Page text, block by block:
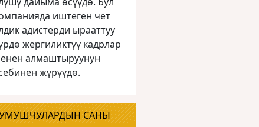
иштеген чет
адистерди ырааттуу
жергиликтүү кадрлар
алмаштыруунун
жүрүүдө.
САНЫ